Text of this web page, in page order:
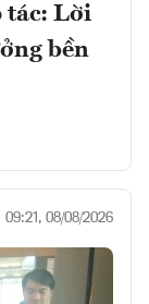
tác: Lời
bền
09:21, 08/08/2026